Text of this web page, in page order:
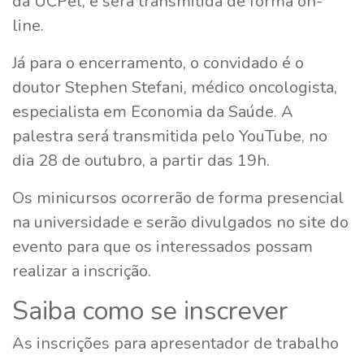
line.
Já para o encerramento, o convidado é o
doutor Stephen Stefani, médico oncologista,
especialista em Economia da Saúde. A
palestra será transmitida pelo YouTube, no
dia 28 de outubro, a partir das 19h.
Os minicursos ocorrerão de forma presencial
na universidade e serão divulgados no site do
evento para que os interessados possam
realizar a inscrição.
Saiba como se inscrever
As inscrições para apresentador de trabalho